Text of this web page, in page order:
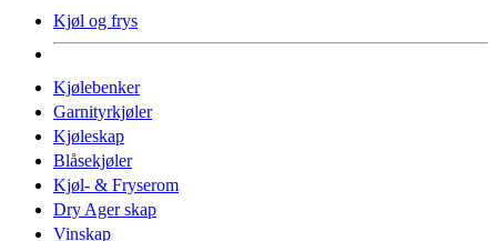
Kjøl og frys
Kjølebenker
Garnityrkjøler
Kjøleskap
Blåsekjøler
Kjøl- & Fryserom
Dry Ager skap
Vinskap